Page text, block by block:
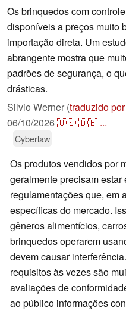
Os brinquedos com
disponíveis a preços muito
importação direta. Um
abrangente mostra que
padrões de segurança, o
drásticas.
Silvio Werner (traduzido por
06/10/2026🇺🇸🇩🇪 ...
Cyberlaw
Os produtos vendidos por
geralmente precisam
regulamentações que, em
específicas do mercado.
gêneros alimentícios,
brinquedos operarem
devem causar
requisitos às vezes são
avaliações de
ao público informações